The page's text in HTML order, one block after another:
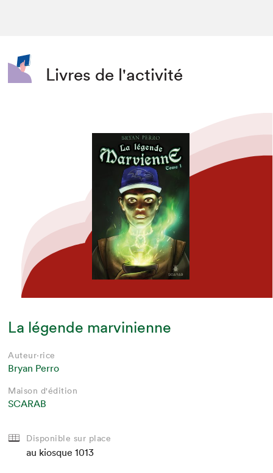
Livres de l'activité
La légende marvinienne
Auteur·rice
Bryan Perro
Maison d'édition
SCARAB
Disponible sur place
au kiosque 1013